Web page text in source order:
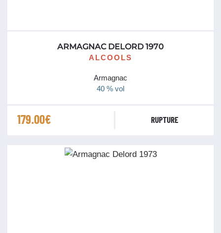
ARMAGNAC DELORD 1970
ALCOOLS
Armagnac
40 % vol
179.00€ RUPTURE